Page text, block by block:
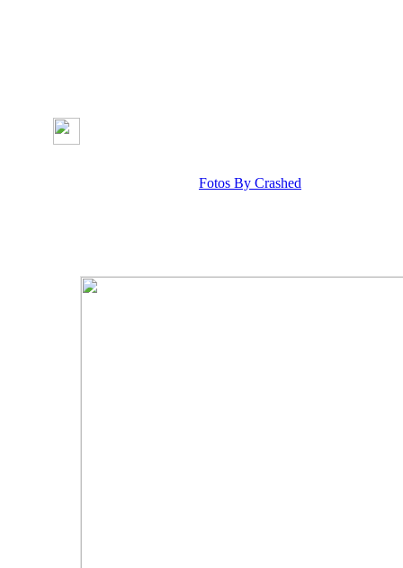
Fotos By Crashed